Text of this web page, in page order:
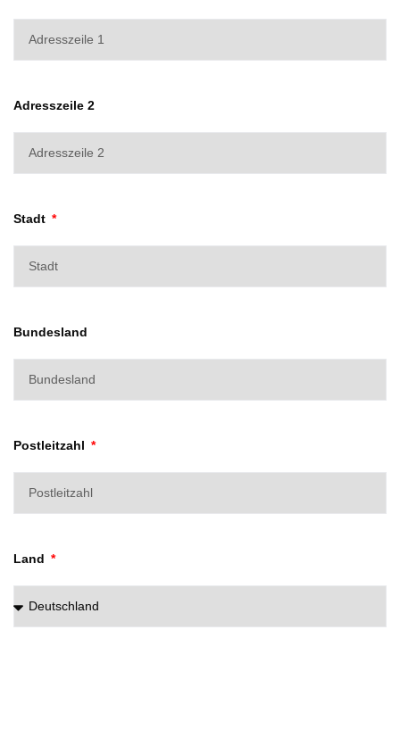
Adresszeile 2
Stadt
Bundesland
Postleitzahl
Land